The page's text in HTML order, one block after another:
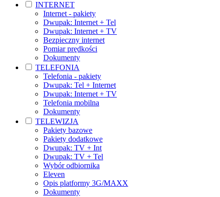
INTERNET
Internet - pakiety
Dwupak: Internet + Tel
Dwupak: Internet + TV
Bezpieczny internet
Pomiar prędkości
Dokumenty
TELEFONIA
Telefonia - pakiety
Dwupak: Tel + Internet
Dwupak: Internet + TV
Telefonia mobilna
Dokumenty
TELEWIZJA
Pakiety bazowe
Pakiety dodatkowe
Dwupak: TV + Int
Dwupak: TV + Tel
Wybór odbiornika
Eleven
Opis platformy 3G/MAXX
Dokumenty